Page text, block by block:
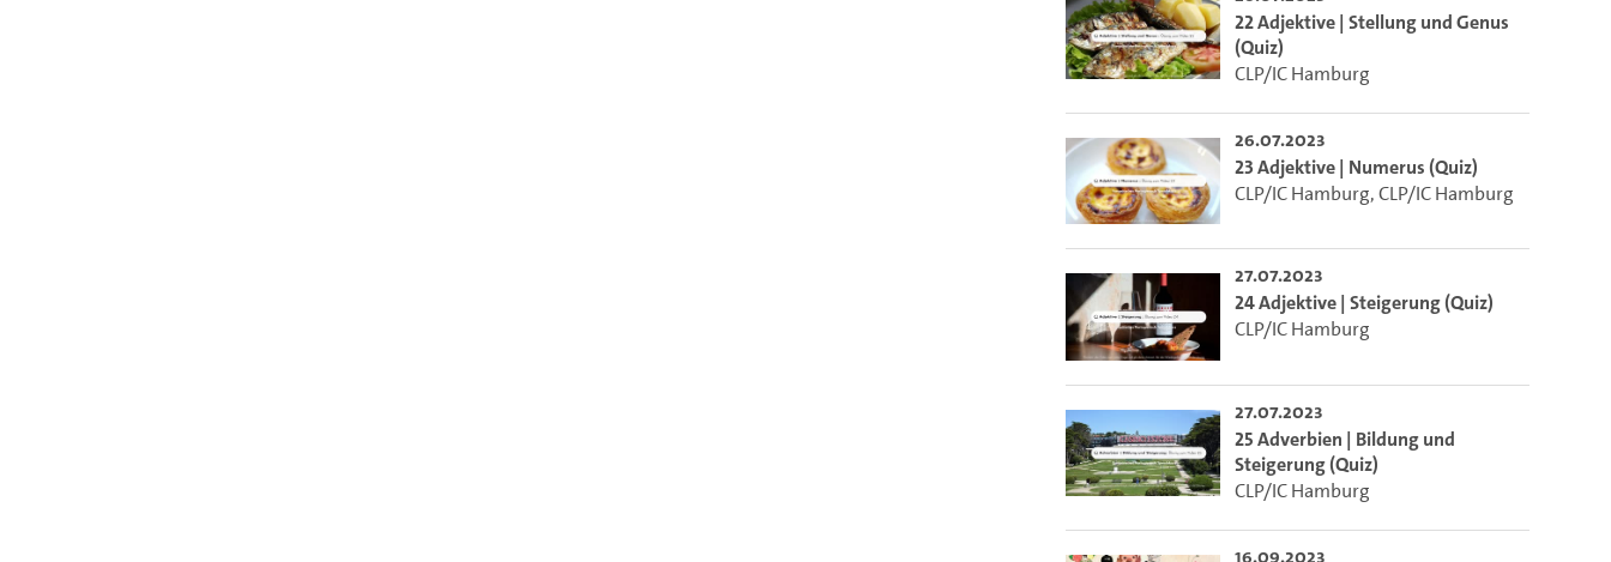
22 Adjektive | Stellung und Genus
(Quiz)
CLP/IC Hamburg
26.07.2023
23 Adjektive | Numerus (Quiz)
CLP/IC Hamburg,CLP/IC Hamburg
27.07.2023
24 Adjektive | Steigerung (Quiz)
CLP/IC Hamburg
27.07.2023
25 Adverbien | Bildung und
Steigerung (Quiz)
CLP/IC Hamburg
16.09.2023